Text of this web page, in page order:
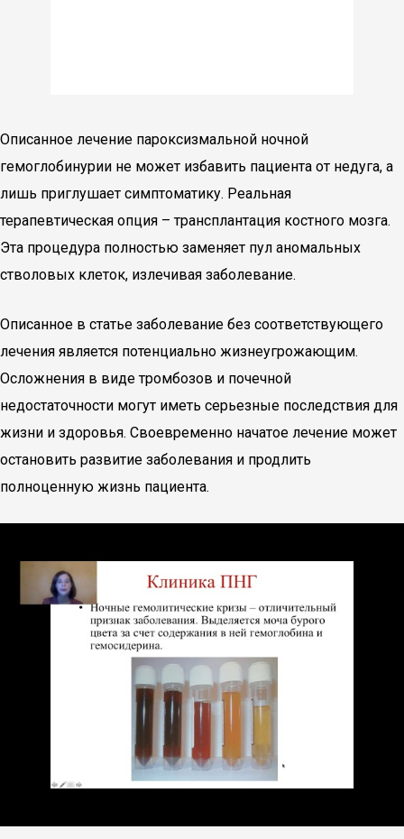
Описанное лечение пароксизмальной ночной
гемоглобинурии не может избавить пациента от недуга, а
лишь приглушает симптоматику. Реальная
терапевтическая опция – трансплантация костного мозга.
Эта процедура полностью заменяет пул аномальных
стволовых клеток, излечивая заболевание.
Описанное в статье заболевание без соответствующего
лечения является потенциально жизнеугрожающим.
Осложнения в виде тромбозов и почечной
недостаточности могут иметь серьезные последствия для
жизни и здоровья. Своевременно начатое лечение может
остановить развитие заболевания и продлить
полноценную жизнь пациента.